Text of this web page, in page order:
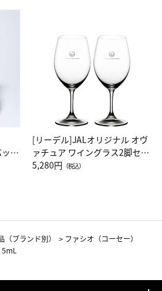
グ
ス
[リーデル]JALオリジナル オヴ
ァチュア ワイングラス2脚セッ
ト（レッドワイン）
5,280円 （税込）
（ブランド別） > ファシオ（コーセー）